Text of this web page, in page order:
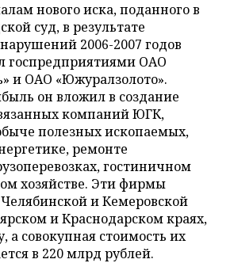
нового иска, поданного в
суд, в результате
2006-2007 годов
госпредприятиями ОАО
и ОАО «Южуралзолото».
он вложил в создание
компаний ЮГК,
полезных ископаемых,
ремонте
гостиничном
хозяйстве. Эти фирмы
и Кемеровской
и Краснодарском краях,
совокупная стоимость их
в 220 млрд рублей.